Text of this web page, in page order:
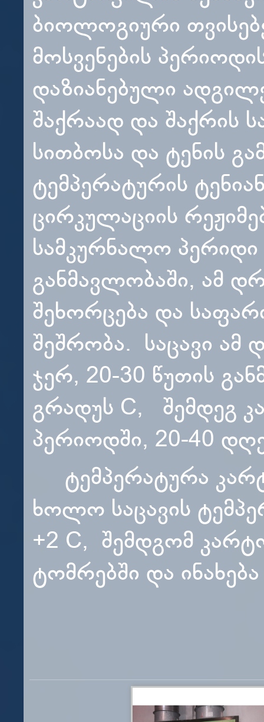
ბიოლოგიური
მოსვენების
დაზიანებული
შაქრაად და შაქრის
სითბოსა და ტენის
ტემპერატურის
ცირკულაციის
სამკურნალო
განმავლობაში, ამ
შეხორცება და
შეშრობა. საცავი ამ
ჯერ, 20-30 წუთის
გრადუს C, შემდეგ
პერიოდში, 20-40
ტემპერატურა
ხოლო საცავის
+2 C, შემდგომ
ტომრებში და